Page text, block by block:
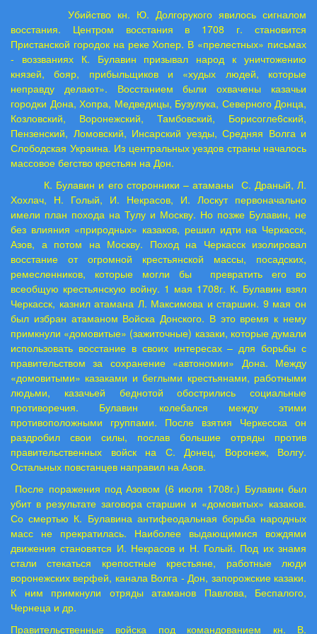
Убийство кн. Ю. Долгорукого явилось сигналом
восстания. Центром восстания в 1708 г. становится
Пристанской городок на реке Хопер. В «прелестных» письмах
- воззваниях К. Булавин призывал народ к уничтожению
князей, бояр, прибыльщиков и «худых людей, которые
неправду делают». Восстанием были охвачены казачьи
городки Дона, Хопра, Медведицы, Бузулука, Северного Донца,
Козловский, Воронежский, Тамбовский, Борисогле6ский,
Пензенский, Ломовский, Инсарский уезды, Средняя Волга и
Слободская Украина. Из центральных уездов страны началось
массовое бегство крестьян на Дон.
К. Булавин и его сторонники – атаманы С. Драный, Л.
Хохлач, Н. Голый, И. Некрасов, И. Лоскут первоначально
имели план похода на Тулу и Москву. Но позже Булавин, не
без влияния «природных» казаков, решил идти на Черкасск,
Азов, а потом на Москву. Поход на Черкасск изолировал
восстание от огромной крестьянской массы, посадских,
ремесленников, которые могли бы превратить его во
всеобщую крестьянскую войну. 1 мая 1708г. К. Булавин взял
Черкасск, казнил атамана Л. Максимова и старшин. 9 мая он
был избран атаманом Войска Донского. В это время к нему
примкнули «домовитые» (зажиточные) казаки, которые думали
использовать восстание в своих интересах – для борьбы с
правительством за сохранение «автономии» Дона. Между
«домовитыми» казаками и беглыми крестьянами, работными
людьми, казачьей беднотой обострились социальные
противоречия. Булавин колебался между этими
противоположными группами. После взятия Черкесска он
раздробил свои силы, послав большие отряды против
правительственных войск на С. Донец, Воронеж, Волгу.
Остальных повстанцев направил на Азов.
После поражения под Азовом (6 июля 1708г.) Булавин был
убит в результате заговора старшин и «домовитых» казаков.
Со смертью К. Булавина антифеодальная борьба народных
масс не прекратилась. Наиболее выдающимися вождями
движения становятся И. Некрасов и Н. Голый. Под их знамя
стали стекаться крепостные крестьяне, работные люди
воронежских верфей, канала Волга - Дон, запорожские казаки.
К ним примкнули отряды атаманов Павлова, Беспалого,
Чернеца и др.
Правительственные войска под командованием кн. В.